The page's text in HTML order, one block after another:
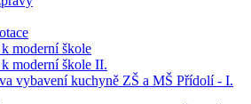
k moderní škole
k moderní škole II.
vybavení kuchyně ZŠ a MŠ Přídolí - I.